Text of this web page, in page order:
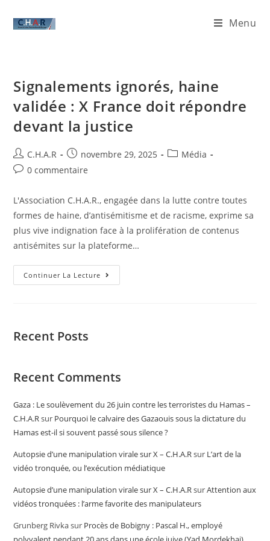
Menu
Signalements ignorés, haine
validée : X France doit répondre
devant la justice
C.H.A.R novembre 29, 2025
Média
0 commentaire
L'Association C.H.A.R., engagée dans la lutte contre toutes
formes de haine, d’antisémitisme et de racisme, exprime sa
plus vive indignation face à la prolifération de contenus
antisémites sur la plateforme…
Continuer La Lecture
Recent Posts
Recent Comments
Gaza : Le soulèvement du 26 juin contre les terroristes du Hamas –
C.H.A.Rsur Pourquoi le calvaire des Gazaouis sous la dictature du
Hamas est-il si souvent passé sous silence ?
Autopsie d’une manipulation virale sur X – C.H.A.Rsur L’art de la
vidéo tronquée, ou l’exécution médiatique
Autopsie d’une manipulation virale sur X – C.H.A.RsurAttention aux
vidéos tronquées : l’arme favorite des manipulateurs
Grunberg Rivkasur Procès de Bobigny : Pascal H., employé